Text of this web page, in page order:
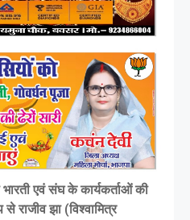
एवं संघ के कार्यकर्ताओं की
राजीव झा (विश्वामित्र